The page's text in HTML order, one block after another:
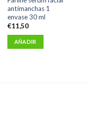
antimanchas 1
envase 30 ml
€11,50
AÑADIR